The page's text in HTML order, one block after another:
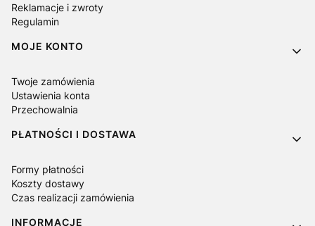
Reklamacje i zwroty
Regulamin
MOJE KONTO
Twoje zamówienia
Ustawienia konta
Przechowalnia
PŁATNOŚCI I DOSTAWA
Formy płatności
Koszty dostawy
Czas realizacji zamówienia
INFORMACJE